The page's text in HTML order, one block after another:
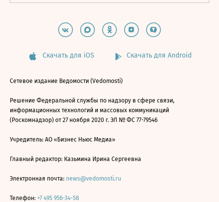
Скачать для iOS Скачать для Android
Сетевое издание Ведомости (Vedomosti)
Решение Федеральной службы по надзору в сфере связи,
информационных технологий и массовых коммуникаций
(Роскомнадзор) от 27 ноября 2020 г. ЭЛ № ФС 77-79546
Учредитель: АО «Бизнес Ньюс Медиа»
Главный редактор: Казьмина Ирина Сергеевна
Электронная почта: news@vedomosti.ru
Телефон: +7 495 956-34-58